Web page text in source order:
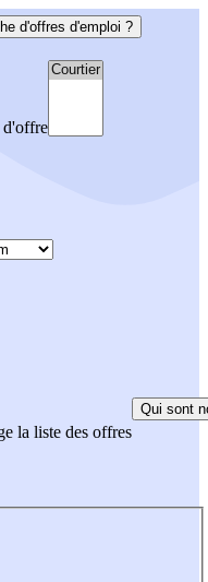
d'offres d'emploi ?
d'offre
la liste des offres
Qui sont